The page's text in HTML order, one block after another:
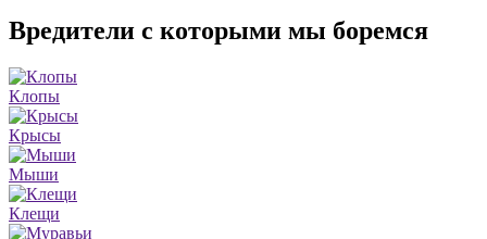
Вредители с которыми мы боремся
Клопы
Крысы
Мыши
Клещи